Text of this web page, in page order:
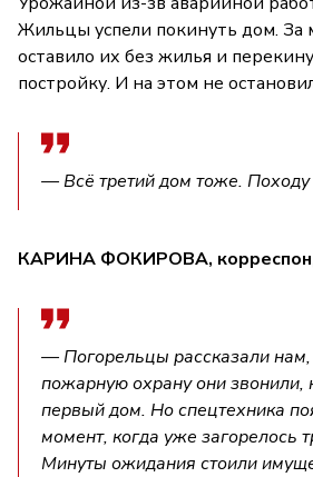
Жильцы успели покинуть дом. За
оставило их без жилья и
постройку. И на этом не
— Всё третий дом тоже. Походу
КАРИНА ФОКИРОВА,
— Погорельцы рассказали нам,
пожарную охрану они звонили,
первый дом. Но спецтехника
момент, когда уже загорелось
Минуты ожидания стоили